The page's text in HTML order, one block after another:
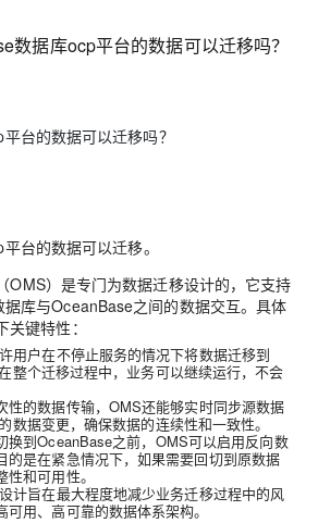
数据库ocp平台的数据可以迁移吗？
台的数据可以迁移吗？
台的数据可以迁移。
OMS）是专门为数据迁移设计的，它支持
库与OceanBase之间的数据交互。具体
键特性：
用户在不停止服务的情况下将数据迁移到
整个迁移过程中，业务可以继续运行，不会
性的数据传输，OMS还能够实时同步源数据
数据变更，确保数据的连续性和一致性。
换到OceanBase之前，OMS可以启用反向数
的是在紧急情况下，如果需要回切到原数据
和可用性。
计旨在最大程度地减少业务迁移过程中的风
用、高可靠的数据体系架构。